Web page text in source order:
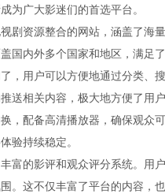
为广大影迷们的首选平台。
剧资源整合的网站，涵盖了海
国内外多个国家和地区，满足
，用户可以方便地通过分类、
送相关内容，极大地方便了用
，配备高清播放器，确保观众
验持续稳定。
富的影评和观众评分系统。用
。这不仅丰富了平台的内容，